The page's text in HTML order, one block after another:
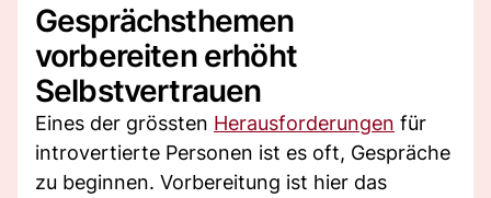
Gesprächsthemen
vorbereiten erhöht
Selbstvertrauen
Eines der grössten Herausforderungen für
introvertierte Personen ist es oft, Gespräche
zu beginnen. Vorbereitung ist hier das